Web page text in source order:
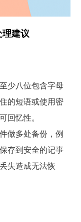
建议
少八位包含字母
的短语或使用密
回忆性。
做多处备份，例
存到安全的记事
失造成无法恢